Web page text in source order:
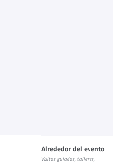
Alrededor del evento
Visitas guiadas, talleres,